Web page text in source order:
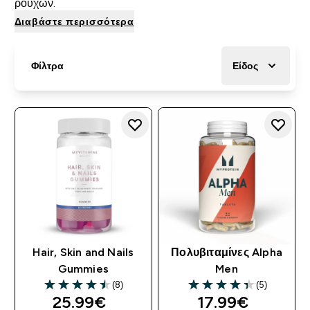
ρούχων.
Διαβάστε περισσότερα
Φίλτρα Είδος
Hair, Skin and Nails
Gummies
4.5 out of 5 stars
(8)
25.99€‎
Πολυβιταμίνες Alpha
Men
4.4 out of 5 stars
(5)
17.99€‎